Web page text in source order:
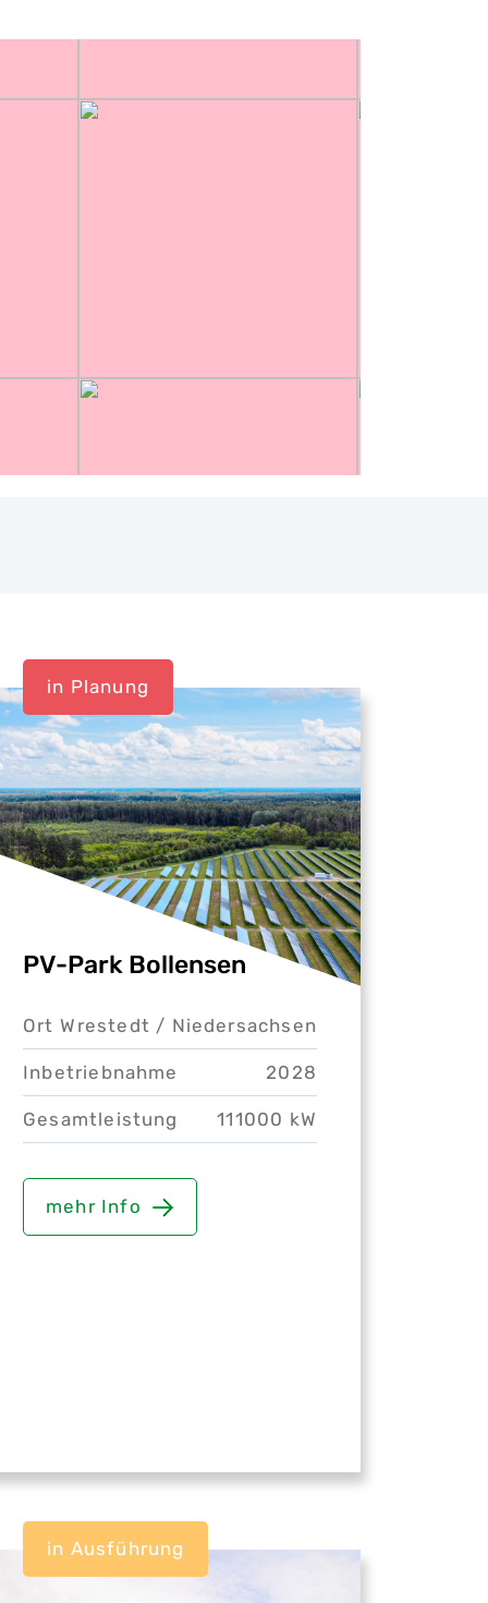
in Planung
PV-Park Bollensen
Ort Wrestedt / Niedersachsen
Inbetriebnahme 2028
Gesamtleistung 111000 kW
mehr Info
in Ausführung